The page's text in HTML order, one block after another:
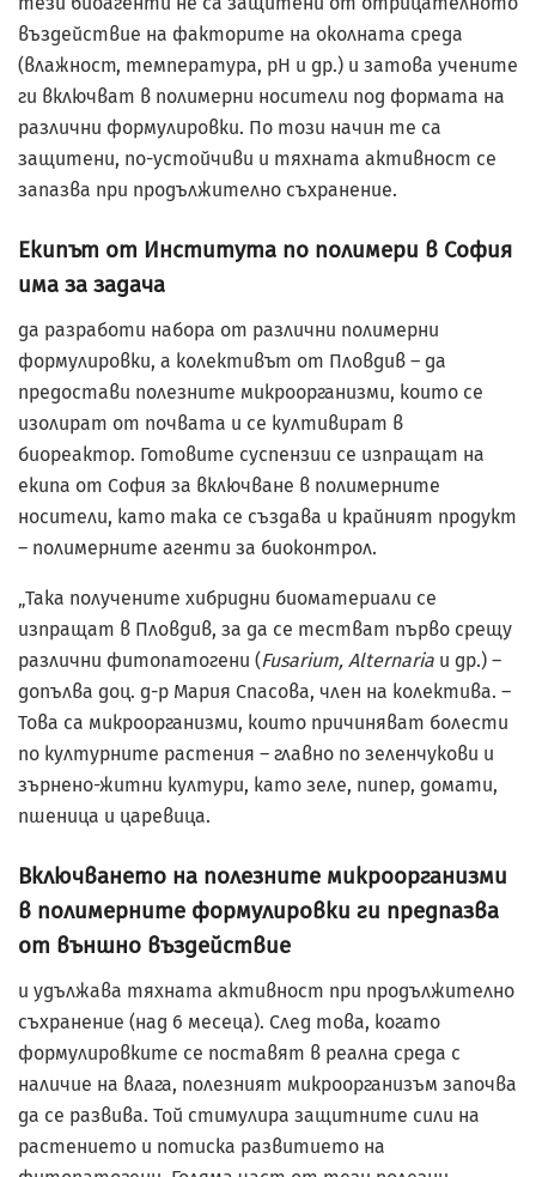
въздействие на факторите на околната среда
(влажност, температура, рН и др.) и затова учените
ги включват в полимерни носители под формата на
различни формулировки. По този начин те са
защитени, по-устойчиви и тяхната активност се
запазва при продължително съхранение.
Екипът от Института по полимери в София
има за задача
да разработи набора от различни полимерни
формулировки, а колективът от Пловдив – да
предостави полезните микроорганизми, които се
изолират от почвата и се култивират в
биореактор. Готовите суспензии се изпращат на
екипа от София за включване в полимерните
носители, като така се създава и крайният продукт
– полимерните агенти за биоконтрол.
„Така получените хибридни биоматериали се
изпращат в Пловдив, за да се тестват първо срещу
различни фитопатогени (Fusarium, Alternaria и др.) –
допълва доц. д-р Мария Спасова, член на колектива. –
Това са микроорганизми, които причиняват болести
по културните растения – главно по зеленчукови и
зърнено-житни култури, като зеле, пипер, домати,
пшеница и царевица.
Включването на полезните микроорганизми
в полимерните формулировки ги предпазва
от външно въздействие
и удължава тяхната активност при продължително
съхранение (над 6 месеца). След това, когато
формулировките се поставят в реална среда с
наличие на влага, полезният микроорганизъм започва
да се развива. Той стимулира защитните сили на
растението и потиска развитието на